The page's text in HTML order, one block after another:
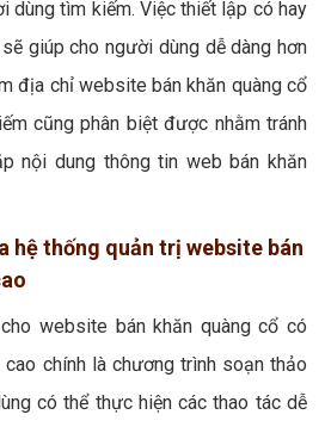
dùng tìm kiếm. Việc thiết lập có hay
giúp cho người dùng dễ dàng hơn
địa chỉ website bán khăn quàng cổ
cũng phân biệt được nhằm tránh
nội dung thông tin web bán khăn
hệ thống quản trị website bán
website bán khăn quàng cổ có
chính là chương trình soạn thảo
có thể thực hiện các thao tác dễ